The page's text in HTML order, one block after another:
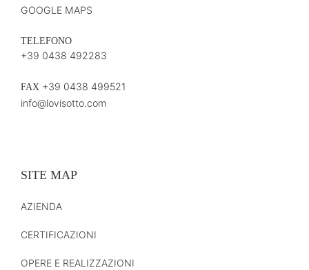
GOOGLE MAPS
TELEFONO
+39 0438 492283
FAX +39 0438 499521
info@lovisotto.com
SITE MAP
AZIENDA
CERTIFICAZIONI
OPERE E REALIZZAZIONI